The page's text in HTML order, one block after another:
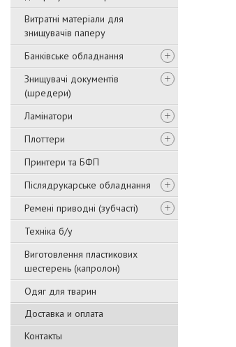
Витратні матеріали для
знищувачів паперу
Банківське обладнання
Знищувачі документів
(шредери)
Ламінатори
Плоттери
Принтери та БФП
Післядрукарське обладнання
Ремені приводні (зубчасті)
Техніка б/у
Виготовлення пластикових
шестерень (капролон)
Одяг для тварин
Доставка и оплата
Контакты